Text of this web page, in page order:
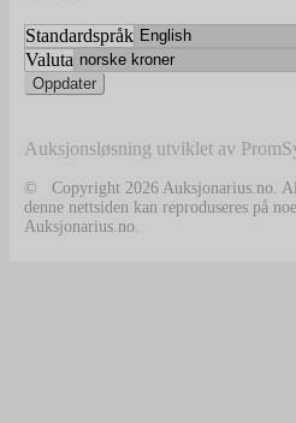
Standardspråk
Valuta
Auksjonsløsning utviklet av
© Copyright 2026 Auksjonarius.no.
denne nettsiden kan reproduseres på
Auksjonarius.no.